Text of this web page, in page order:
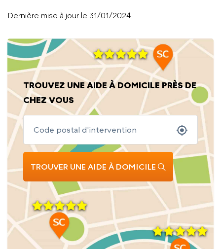
Dernière mise à jour le 31/01/2024
TROUVEZ UNE AIDE À DOMICILE PRÈS DE
CHEZ VOUS
TROUVER UNE AIDE À DOMICILE